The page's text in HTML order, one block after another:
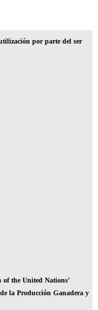
por parte del ser
of the United Nations'
la Producción Ganadera y